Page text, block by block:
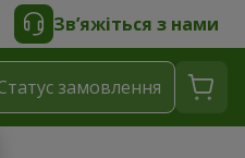
Зв’яжіться з нами
замовлення